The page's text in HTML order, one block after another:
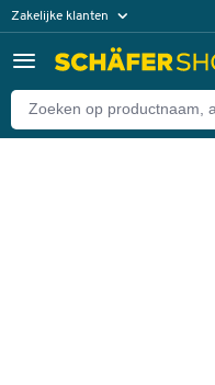
Zakelijke klanten
Particuliere klanten
Terug